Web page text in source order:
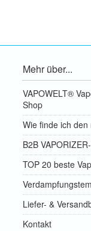
Mehr über...
VAPOWELT®
Shop
Wie finde ich
B2B
TOP 20 beste
Liefer- &
Kontakt